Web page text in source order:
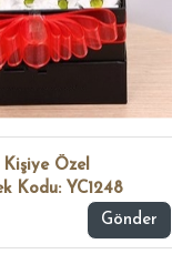
Kişiye Özel
Kodu: YC1248
Gönder